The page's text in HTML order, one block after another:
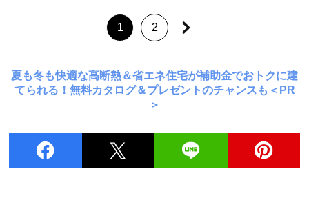
1 2
夏も冬も快適な高断熱＆省エネ住宅が補助金でおトクに建
てられる！無料カタログ＆プレゼントのチャンスも＜PR
＞